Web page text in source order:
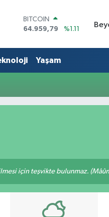
BITCOIN
64.959,79
%1.11
47,7436
%0.18
EURO
GRAM ALTIN
6660.55
%0.03
Yaşam
için teşvikte bulunmaz.